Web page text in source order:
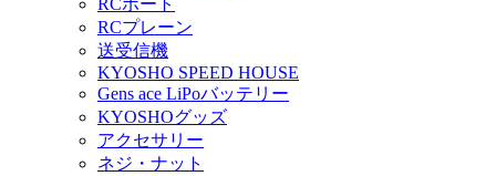
RCボート
RCプレーン
送受信機
KYOSHO SPEED HOUSE
Gens ace LiPoバッテリー
KYOSHOグッズ
アクセサリー
ネジ・ナット